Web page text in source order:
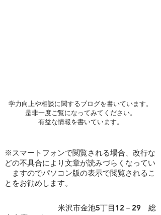
学力向上や相談に関するブログを書いています。
是非一度ご覧になってみてください。
​有益な情報を書いています。
※スマートフォンで閲覧される場合、改行な
どの不具合により文章が読みづらくなってい
ますのでパソコン版の表示で閲覧されるこ
とをお勧めします。
​ 米沢市金池5丁目12－29 総